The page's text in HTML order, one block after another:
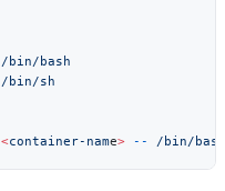
<container-name> --